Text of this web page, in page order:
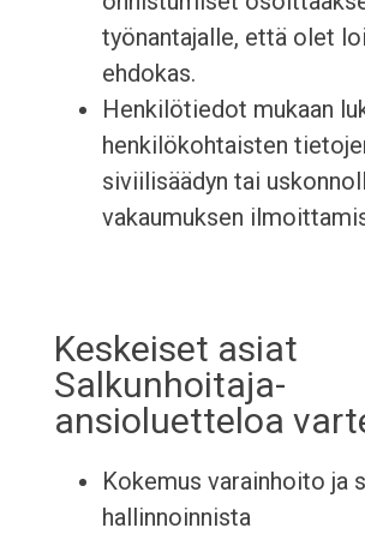
työnantajalle, että olet
ehdokas.
Henkilötiedot mukaan
henkilökohtaisten
siviilisäädyn tai
vakaumuksen
Keskeiset asiat
Salkunhoitaja-
ansioluetteloa
Kokemus varainhoito ja
hallinnoinnista